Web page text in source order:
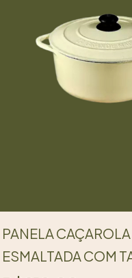
PANELA
ESMALTADA COM